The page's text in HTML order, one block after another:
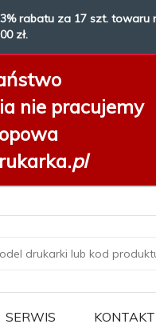
rabatu za 17 szt. towaru
zł.
nie pracujemy
pl
SERWIS KONTAKT